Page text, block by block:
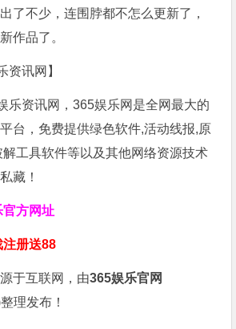
了不少，连围脖都不怎么更新了，
作品了。
资讯网】
乐资讯网，365娱乐网是全网最大的
台，免费提供绿色软件,活动线报,原
工具软件等以及其他网络资源技术
藏！
官方网址
注册送88
于互联网，由365娱乐官网
理发布！